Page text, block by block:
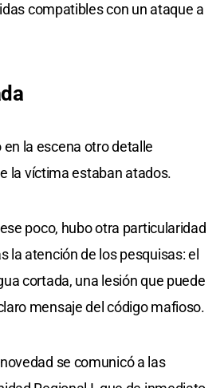
compatibles con un ataque a
la escena otro detalle
la víctima estaban atados.
poco, hubo otra particularidad
la atención de los pesquisas: el
cortada, una lesión que puede
mensaje del código mafioso.
se comunicó a las